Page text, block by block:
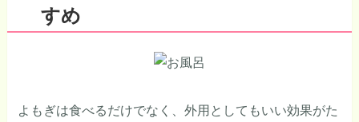
すめ
よもぎは食べるだけでなく、外用としてもいい効果がた